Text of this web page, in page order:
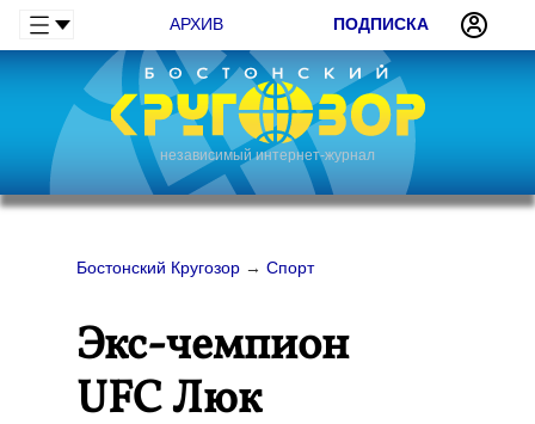
АРХИВ ПОДПИСКА
независимый интернет-журнал
Бостонский Кругозор → Спорт
Экс-чемпион
UFC Люк